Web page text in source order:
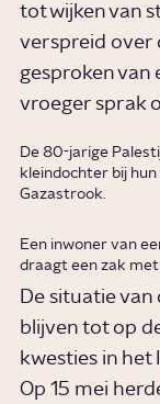
tot wijken van
verspreid over
gesproken van
vroeger sprak
De 80-jarige
kleindochter bij
Gazastrook.
Een inwoner van
draagt een zak met
De situatie
blijven tot op
kwesties in het
Op 15 mei